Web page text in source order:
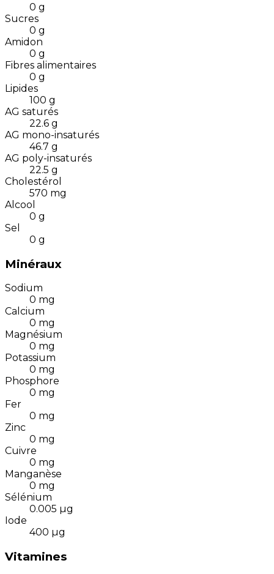
0 g
Sucres
0 g
Amidon
0 g
Fibres alimentaires
0 g
Lipides
100 g
AG saturés
22.6 g
AG mono-insaturés
46.7 g
AG poly-insaturés
22.5 g
Cholestérol
570 mg
Alcool
0 g
Sel
0 g
Minéraux
Sodium
0 mg
Calcium
0 mg
Magnésium
0 mg
Potassium
0 mg
Phosphore
0 mg
Fer
0 mg
Zinc
0 mg
Cuivre
0 mg
Manganèse
0 mg
Sélénium
0.005 µg
Iode
400 µg
Vitamines